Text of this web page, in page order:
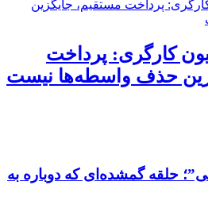
کارگری: پرداخت
حذف واسطه‌ها نیست
حلقه گمشده‌ای که دوباره به